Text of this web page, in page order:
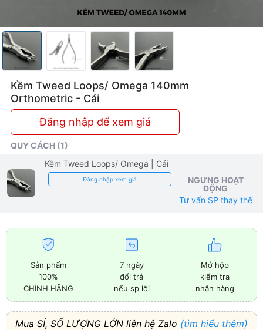
Kềm Tweed Loops/ Omega 140mm
Orthometric - Cái
Đăng nhập để xem giá
QUY CÁCH (1)
Kềm Tweed Loops/ Omega
| Cái
Đăng nhập xem giá
NGƯNG HOẠT
ĐỘNG
Tư vấn SP thay thế
Sản phẩm
100%
CHÍNH HÃNG
7 ngày
đổi trả
nếu sp lỗi
Mở hộp
kiểm tra
nhận hàng
Mua SỈ, SỐ LƯỢNG LỚN liên hệ Zalo (tìm hiểu thêm)